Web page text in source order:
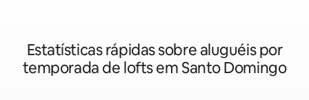
Estatísticas rápidas sobre aluguéis por
temporada de lofts em Santo Domingo